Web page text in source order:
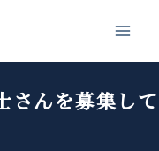
さんを募集して